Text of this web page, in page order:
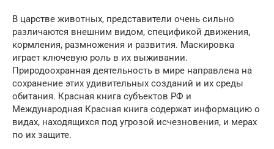
В царстве животных, представители очень сильно
различаются внешним видом, спецификой движения,
кормления, размножения и развития. Маскировка
играет ключевую роль в их выживании.
Природоохранная деятельность в мире направлена на
сохранение этих удивительных созданий и их среды
обитания. Красная книга субъектов РФ и
Международная Красная книга содержат информацию о
видах, находящихся под угрозой исчезновения, и мерах
по их защите.